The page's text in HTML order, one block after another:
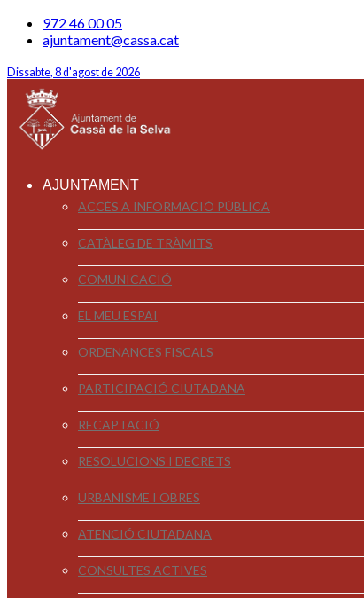
972 46 00 05
ajuntament@cassa.cat
Dissabte, 8 d'agost de 2026
AJUNTAMENT
ACCÉS A INFORMACIÓ PÚBLICA
CATÀLEG DE TRÀMITS
COMUNICACIÓ
EL MEU ESPAI
ORDENANCES FISCALS
PARTICIPACIÓ CIUTADANA
RECAPTACIÓ
RESOLUCIONS I DECRETS
URBANISME I OBRES
ATENCIÓ CIUTADANA
CONSULTES ACTIVES